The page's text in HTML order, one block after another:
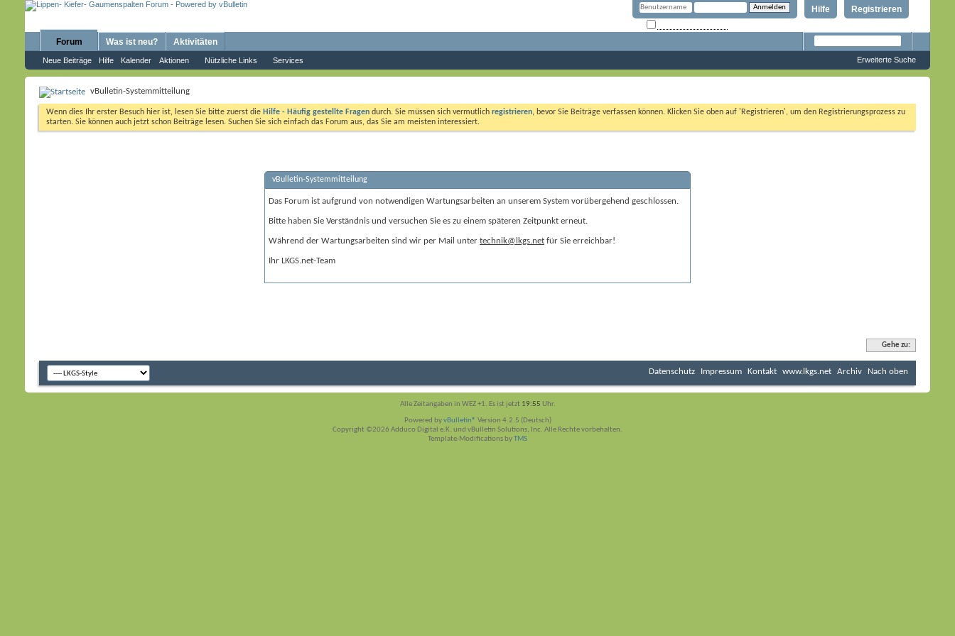
Registrieren
Hilfe
Forum
Neue Beiträge Hilfe Kalender Aktionen Nützliche Links Services
Was ist neu? Aktivitäten
Erweiterte Suche
vBulletin-Systemmitteilung
Wenn dies Ihr erster Besuch hier ist, lesen Sie bitte zuerst die Hilfe - Häufig gestellte Fragen durch. Sie müssen sich vermutlich registrieren, bevor Sie Beiträge verfassen können. Klicken Sie oben auf 'Registrieren', um den Registrierungsprozess zu
starten. Sie können auch jetzt schon Beiträge lesen. Suchen Sie sich einfach das Forum aus, das Sie am meisten interessiert.
vBulletin-Systemmitteilung
Das Forum ist aufgrund von notwendigen Wartungsarbeiten an unserem System vorübergehend geschlossen.
Bitte haben Sie Verständnis und versuchen Sie es zu einem späteren Zeitpunkt erneut.
Während der Wartungsarbeiten sind wir per Mail unter technik@lkgs.net für Sie erreichbar!
Ihr LKGS.net-Team
Gehe zu:
Datenschutz Impressum Kontakt www.lkgs.net Archiv Nach oben
Alle Zeitangaben in WEZ +1. Es ist jetzt 19:55 Uhr.
Powered byvBulletin® Version 4.2.5 (Deutsch)
Copyright ©2026 Adduco Digital e.K. und vBulletin Solutions, Inc. Alle Rechte vorbehalten.
Template-Modifications byTMS